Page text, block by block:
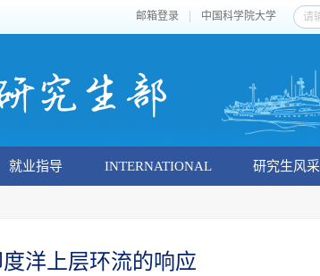
邮箱登录 中国科学院大学
就业指导 INTERNATIONAL 研究生风采
洋上层环流的响应